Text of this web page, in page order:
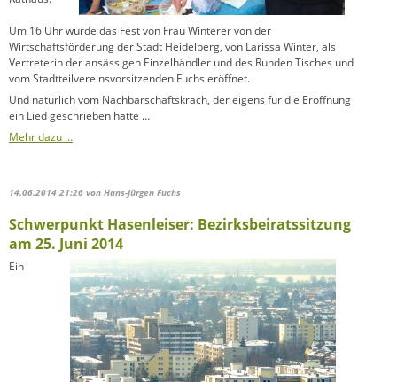
Um 16 Uhr wurde das Fest von Frau Winterer von der
Wirtschaftsförderung der Stadt Heidelberg, von Larissa Winter, als
Vertreterin der ansässigen Einzelhändler und des Runden Tisches und
vom Stadtteilvereinsvorsitzenden Fuchs eröffnet.
Und natürlich vom Nachbarschaftskrach, der eigens für die Eröffnung
ein Lied geschrieben hatte …
Mehr dazu …
14.06.2014 21:26 von Hans-Jürgen Fuchs
Schwerpunkt Hasenleiser: Bezirksbeiratssitzung
am 25. Juni 2014
Ein